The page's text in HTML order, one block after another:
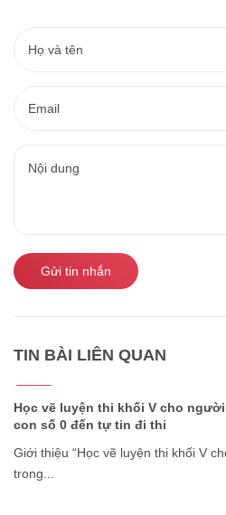
Gửi tin nhắn
TIN BÀI LIÊN QUAN
22/07
Học vẽ luyện thi khối V cho
con số 0 đến tự tin đi thi
Giới thiệu “Học vẽ luyện thi khối V
trong...